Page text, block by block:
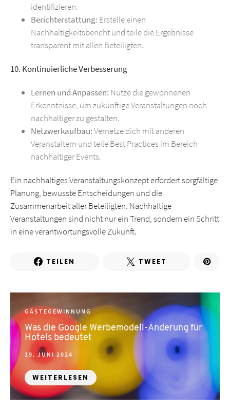
identifizieren.
Berichterstattung: Erstelle einen
Nachhaltigkeitsbericht und teile die Ergebnisse
transparent mit allen Beteiligten.
10. Kontinuierliche Verbesserung
Lernen und Anpassen: Nutze die gewonnenen
Erkenntnisse, um zukünftige Veranstaltungen noch
nachhaltiger zu gestalten.
Netzwerkaufbau:Vernetze dich mit anderen
Veranstaltern und teile Best Practices im Bereich
nachhaltiger Events.
Ein nachhaltiges Veranstaltungskonzept erfordert sorgfältige
Planung, bewusste Entscheidungen und die
Zusammenarbeit aller Beteiligten. Nachhaltige
Veranstaltungen sind nicht nur ein Trend, sondern ein Schritt
in eine verantwortungsvolle Zukunft.
TEILEN TWEET
GÄSTEGEWINNUNG
Was die Google Werbemodell-Änderung für
Hotels bedeutet
POSTED
ON
19. JUNI 2024
WEITERLESEN